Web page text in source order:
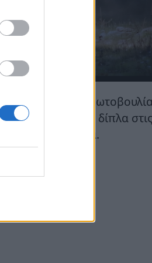
στην
να βρίσκεται δίπλα
προσφορά.